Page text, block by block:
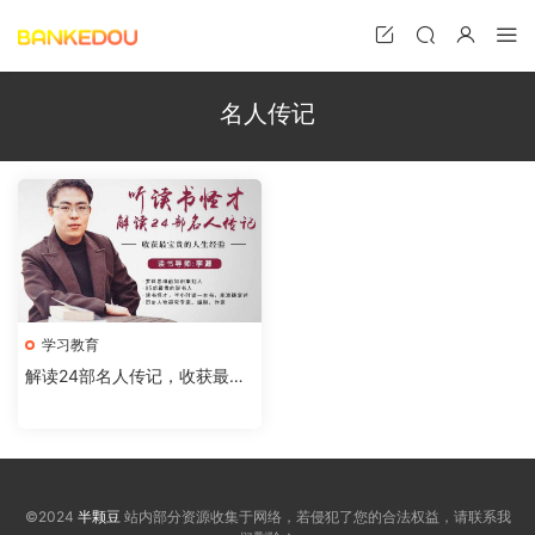
名人传记
学习教育
解读24部名人传记，收获最宝
©2024 半颗豆站内部分资源收集于网络，若侵犯了您的合法权益，请联系我